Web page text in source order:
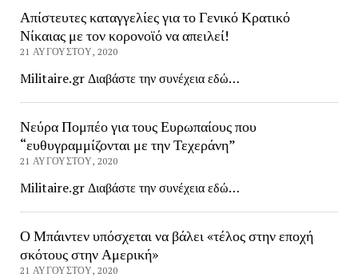
Απίστευτες καταγγελίες για το Γενικό Κρατικό
Νίκαιας με τον κορονοϊό να απειλεί!
21 ΑΥΓΟΎΣΤΟΥ, 2020
Militaire.gr Διαβάστε την συνέχεια εδώ…
Νεύρα Πομπέο για τους Ευρωπαίους που
“ευθυγραμμίζονται με την Τεχεράνη”
21 ΑΥΓΟΎΣΤΟΥ, 2020
Militaire.gr Διαβάστε την συνέχεια εδώ…
Ο Μπάιντεν υπόσχεται να βάλει «τέλος στην εποχή
σκότους στην Αμερική»
21 ΑΥΓΟΎΣΤΟΥ, 2020